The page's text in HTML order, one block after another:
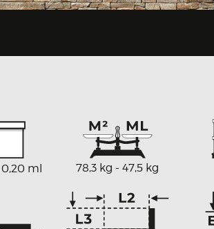
ml 78,3 kg - 47,5 kg